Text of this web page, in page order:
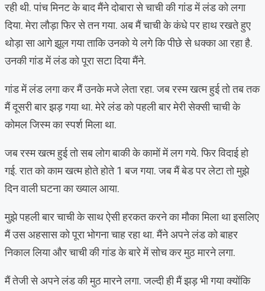
रही थी. पांच मिनट के बाद मैंने दोबारा से चाची की गांड में लंड को लगा
दिया. मेरा लौड़ा फिर से तन गया. अब मैं चाची के कंधे पर हाथ रखते हुए
थोड़ा सा आगे झूल गया ताकि उनको ये लगे कि पीछे से धक्का आ रहा है.
उनकी गांड में लंड को पूरा सटा दिया मैंने.
गांड में लंड लगा कर मैं उनके मजे लेता रहा. जब रस्म खत्म हुई तो तब तक
मैं दूसरी बार झड़ गया था. मेरे लंड को पहली बार मेरी सेक्सी चाची के
कोमल जिस्म का स्पर्श मिला था.
जब रस्म खत्म हुई तो सब लोग बाकी के कामों में लग गये. फिर विदाई हो
गई. रात को काम खत्म होते होते 1 बज गया. जब मैं बेड पर लेटा तो मुझे
दिन वाली घटना का ख्याल आया.
मुझे पहली बार चाची के साथ ऐसी हरकत करने का मौका मिला था इसलिए
मैं उस अहसास को पूरा भोगना चाह रहा था. मैंने अपने लंड को बाहर
निकाल लिया और चाची की गांड के बारे में सोच कर मुठ मारने लगा.
मैं तेजी से अपने लंड की मुठ मारने लगा. जल्दी ही मैं झड़ भी गया क्योंकि